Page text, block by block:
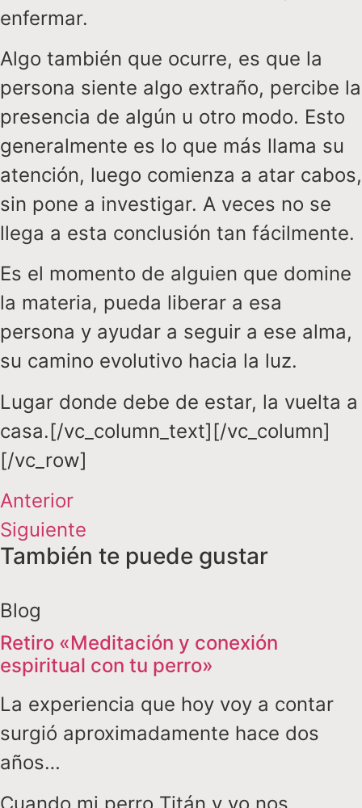
enfermar.
Algo también que ocurre, es que la
persona siente algo extraño, percibe la
presencia de algún u otro modo. Esto
generalmente es lo que más llama su
atención, luego comienza a atar cabos,
sin pone a investigar. A veces no se
llega a esta conclusión tan fácilmente.
Es el momento de alguien que domine
la materia, pueda liberar a esa
persona y ayudar a seguir a ese alma,
su camino evolutivo hacia la luz.
Lugar donde debe de estar, la vuelta a
casa.[/vc_column_text][/vc_column]
[/vc_row]
Anterior
Siguiente
También te puede gustar
Blog
Retiro «Meditación y conexión
espiritual con tu perro»
La experiencia que hoy voy a contar
surgió aproximadamente hace dos
años…
Cuando mi perro Titán y yo nos